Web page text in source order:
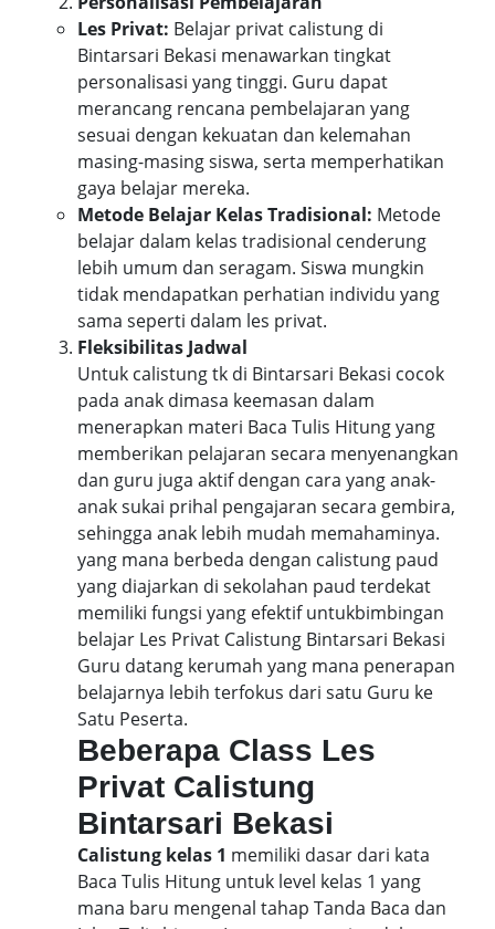
Les Privat: Belajar privat calistung di
Bintarsari Bekasi menawarkan tingkat
personalisasi yang tinggi. Guru dapat
merancang rencana pembelajaran yang
sesuai dengan kekuatan dan kelemahan
masing-masing siswa, serta memperhatikan
gaya belajar mereka.
Metode Belajar Kelas Tradisional: Metode
belajar dalam kelas tradisional cenderung
lebih umum dan seragam. Siswa mungkin
tidak mendapatkan perhatian individu yang
sama seperti dalam les privat.
Fleksibilitas Jadwal
Untuk calistung tk di Bintarsari Bekasi cocok
pada anak dimasa keemasan dalam
menerapkan materi Baca Tulis Hitung yang
memberikan pelajaran secara menyenangkan
dan guru juga aktif dengan cara yang anak-
anak sukai prihal pengajaran secara gembira,
sehingga anak lebih mudah memahaminya.
yang mana berbeda dengan calistung paud
yang diajarkan di sekolahan paud terdekat
memiliki fungsi yang efektif untukbimbingan
belajar Les Privat Calistung Bintarsari Bekasi
Guru datang kerumah yang mana penerapan
belajarnya lebih terfokus dari satu Guru ke
Satu Peserta.
Beberapa Class Les
Privat Calistung
Bintarsari Bekasi
Calistung kelas 1 memiliki dasar dari kata
Baca Tulis Hitung untuk level kelas 1 yang
mana baru mengenal tahap Tanda Baca dan